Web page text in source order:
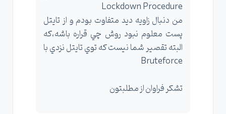
Lockdown Procedure
من دنبال زاويه ديد متفاوت بودم و از تايتل
پست معلوم نبود روش چي قراره باشه،كه
البته تقصير شما نيست كه توي تايتل نزدي با
Bruteforce
تشكر فراوان از مطلبتون